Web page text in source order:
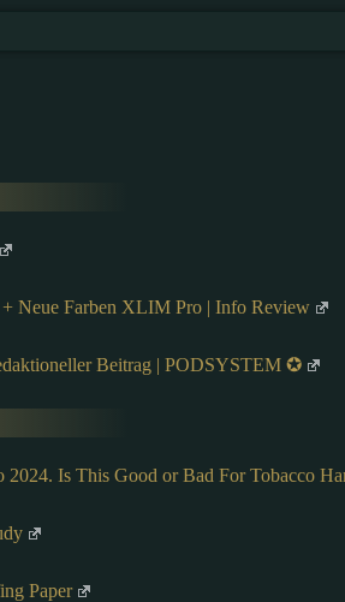
Neue Farben XLIM Pro | Info Review
Beitrag | PODSYSTEM ✪
2024. Is This Good or Bad For Tobacco
Paper